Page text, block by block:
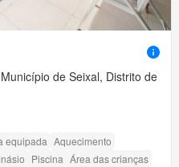
de Seixal, Distrito de
equipada Aquecimento
Piscina Área das crianças